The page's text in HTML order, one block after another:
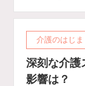
介護のはじま
深刻な介護
影響は？